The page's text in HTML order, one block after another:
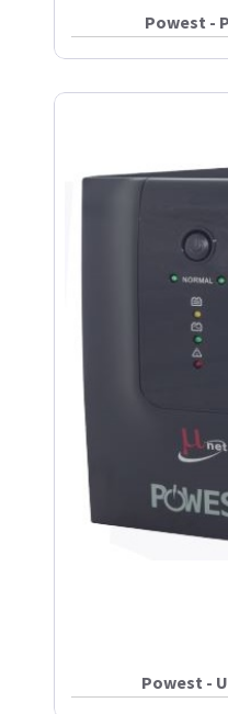
Powest -
Powest -